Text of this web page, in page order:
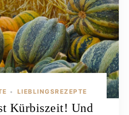
• LIEBLINGSREZEPTE
Kürbiszeit! Und